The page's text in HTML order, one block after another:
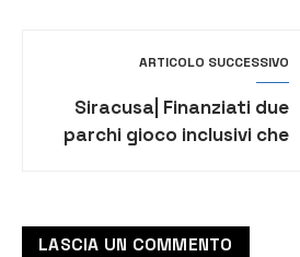
ARTICOLO SUCCESSIVO
Siracusa| Finanziati due
parchi gioco inclusivi che
LASCIA UN COMMENTO